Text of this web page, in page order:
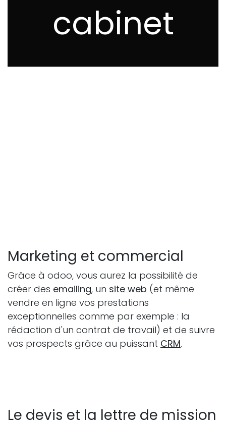
cabinet
Marketing et commercial
Grâce à odoo, vous aurez la possibilité de
créer des emailing, un site web (et même
vendre en ligne vos prestations
exceptionnelles comme par exemple : la
rédaction d'un contrat de travail) et de suivre
vos prospects grâce au puissant CRM.
Le devis et la lettre de mission